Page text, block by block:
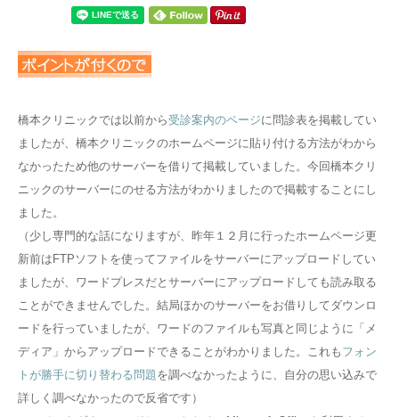
橋本クリニックでは以前から受診案内のページに問診表を掲載してい
ましたが、橋本クリニックのホームページに貼り付ける方法がわから
なかったため他のサーバーを借りて掲載していました。今回橋本クリ
ニックのサーバーにのせる方法がわかりましたので掲載することにし
ました。
（少し専門的な話になりますが、昨年１２月に行ったホームページ更
新前はFTPソフトを使ってファイルをサーバーにアップロードしてい
ましたが、ワードプレスだとサーバーにアップロードしても読み取る
ことができませんでした。結局ほかのサーバーをお借りしてダウンロ
ードを行っていましたが、ワードのファイルも写真と同じように「メ
ディア」からアップロードできることがわかりました。これも フォン
トが勝手に切り替わる問題を調べなかったように、自分の思い込みで
詳しく調べなかったので反省です）